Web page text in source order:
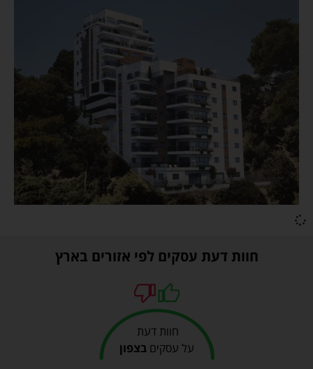
חוות דעת עסקים לפי אזורים בארץ
חוות דעת
על עסקיםבצפון